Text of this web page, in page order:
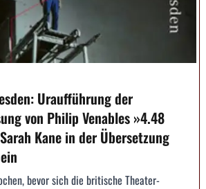
Uraufführung der
von Philip Venables »4.48
Kane in der Übersetzung
bevor sich die britische Theater-